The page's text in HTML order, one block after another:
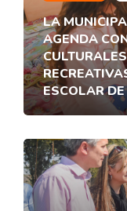
LA
AGENDA
ESCOLAR